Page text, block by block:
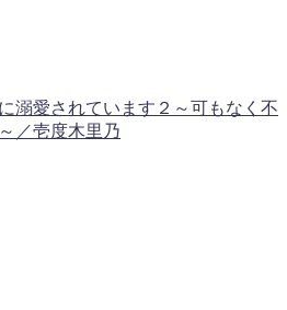
溺愛されています２～可もなく不
／壱度木里乃